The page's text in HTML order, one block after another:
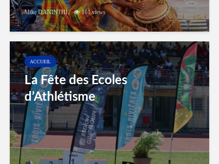
Mike DANINTHE 161 views
ACCUEIL
La Fête des Ecoles
d’Athlétisme